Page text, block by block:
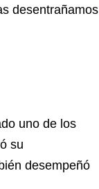
desentrañamos
uno de los
su
desempeñó